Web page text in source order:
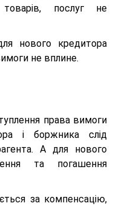
послуг не
нового кредитора
не вплине.
права вимоги
і боржника слід
А для нового
та погашення
за компенсацію,